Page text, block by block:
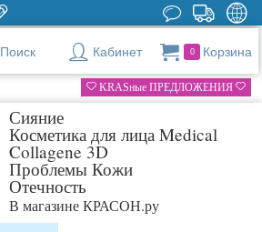
Поиск Кабинет 0 Корзина
KRASные ПРЕДЛОЖЕНИЯ
Сияние
Косметика для лица Medical
Collagene 3D
Проблемы Кожи
Отечность
В магазине КРАСОН.ру